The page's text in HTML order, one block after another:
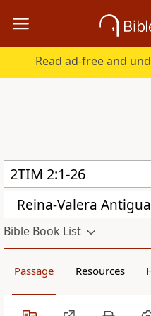
Read ad-free and
Reina-Valera Antigua
Bible Book List
Passage Resources